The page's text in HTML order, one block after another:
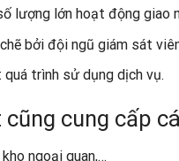
lượng lớn hoạt động giao
bởi đội ngũ giám sát
trình sử dụng dịch vụ.
cung cấp
ngoại quan,…